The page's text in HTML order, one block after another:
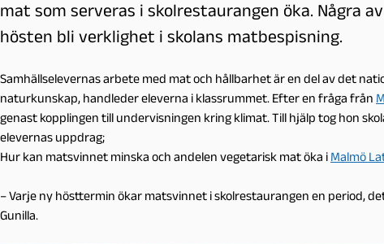
mat som serveras i skolrestaurangen öka. Några
hösten bli verklighet i skolans matbespisning.
Samhällselevernas arbete med mat och hållbarhet är en del av det
naturkunskap, handleder eleverna i klassrummet. Efter en fråga från
genast kopplingen till undervisningen kring klimat. Till hjälp tog hon
elevernas uppdrag;
Hur kan matsvinnet minska och andelen vegetarisk mat öka i Malmö
– Varje ny hösttermin ökar matsvinnet i skolrestaurangen en period,
Gunilla.